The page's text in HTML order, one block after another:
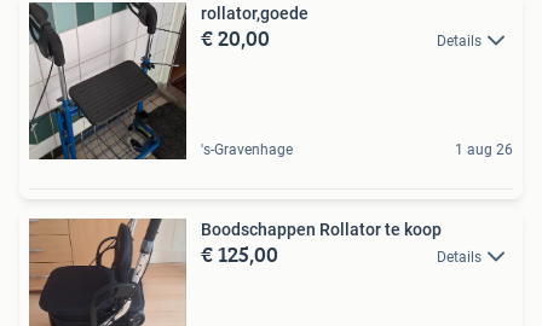
rollator,goede
€ 20,00 Details
's-Gravenhage 1 aug 26
Boodschappen Rollator te koop
€ 125,00 Details